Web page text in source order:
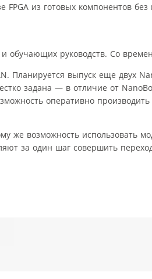
из готовых компонентов
обучающих руководств. Со
Планируется выпуск еще двух
задана — в отличие от
оперативно
же возможность использовать
за один шаг совершить